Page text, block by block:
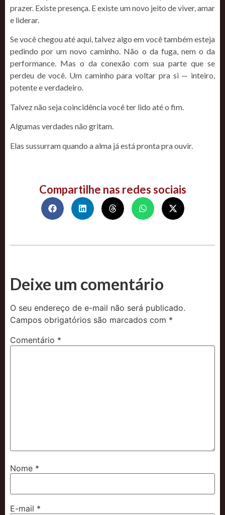
prazer. Existe presença. E existe um novo jeito de viver, amar
e liderar.
Se você chegou até aqui, talvez algo em você também esteja
pedindo por um novo caminho. Não o da fuga, nem o da
performance. Mas o da conexão com sua parte que se
perdeu de você. Um caminho para voltar pra si — inteiro,
potente e verdadeiro.
Talvez não seja coincidência você ter lido até o fim.
Algumas verdades não gritam.
Elas sussurram quando a alma já está pronta pra ouvir.
Compartilhe nas redes sociais
Deixe um comentário
O seu endereço de e-mail não será publicado.
Campos obrigatórios são marcados com *
Comentário *
Nome *
E-mail *